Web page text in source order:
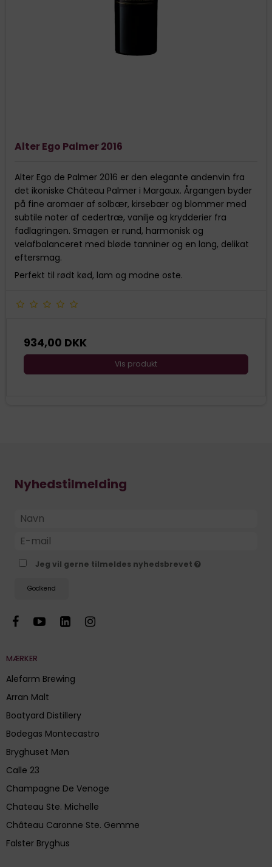
Alter Ego Palmer 2016
Alter Ego de Palmer 2016 er den elegante andenvin fra
det ikoniske Château Palmer i Margaux. Årgangen byder
på fine aromaer af solbær, kirsebær og blommer med
subtile noter af cedertræ, vanilje og krydderier fra
fadlagringen. Smagen er rund, harmonisk og
velafbalanceret med bløde tanniner og en lang, delikat
eftersmag.
Perfekt til rødt kød, lam og modne oste.
934,00 DKK
Vis produkt
Nyhedstilmelding
Jeg vil gerne tilmeldes nyhedsbrevet
Godkend
MÆRKER
Alefarm Brewing
Arran Malt
Boatyard Distillery
Bodegas Montecastro
Bryghuset Møn
Calle 23
Champagne De Venoge
Chateau Ste. Michelle
Château Caronne Ste. Gemme
Falster Bryghus